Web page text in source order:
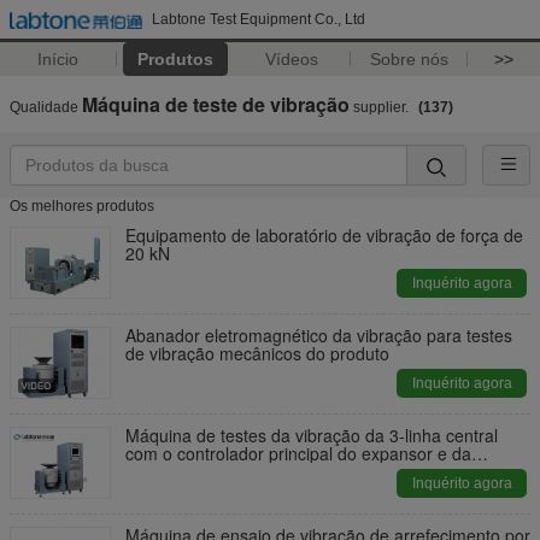
Labtone Test Equipment Co., Ltd
Início Produtos Vídeos Sobre nós >>
Qualidade Máquina de teste de vibração supplier. (137)
Os melhores produtos
Equipamento de laboratório de vibração de força de
20 kN
Inquérito agora
Abanador eletromagnético da vibração para testes
de vibração mecânicos do produto
Inquérito agora
Máquina de testes da vibração da 3-linha central
com o controlador principal do expansor e da
Inquérito agora
Máquina de ensaio de vibração de arrefecimento por